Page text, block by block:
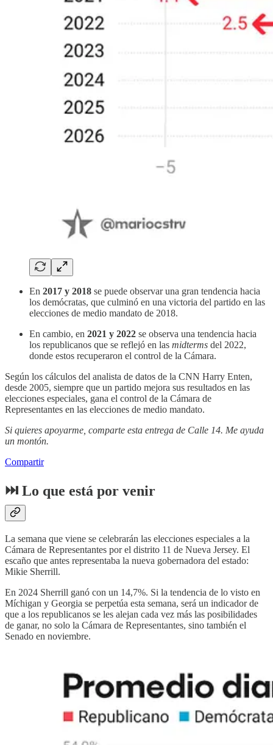
En 2017 y 2018 se puede observar una gran tendencia hacia
los demócratas, que culminó en una victoria del partido en las
elecciones de medio mandato de 2018.
En cambio, en 2021 y 2022 se observa una tendencia hacia
los republicanos que se reflejó en las midterms del 2022,
donde estos recuperaron el control de la Cámara.
Según los cálculos del analista de datos de la CNN Harry Enten,
desde 2005, siempre que un partido mejora sus resultados en las
elecciones especiales, gana el control de la Cámara de
Representantes en las elecciones de medio mandato.
Si quieres apoyarme, comparte esta entrega de Calle 14. Me ayuda
un montón.
Compartir
⏭️ Lo que está por venir
La semana que viene se celebrarán las elecciones especiales a la
Cámara de Representantes por el distrito 11 de Nueva Jersey. El
escaño que antes representaba la nueva gobernadora del estado:
Mikie Sherrill.
En 2024 Sherrill ganó con un 14,7%. Si la tendencia de lo visto en
Míchigan y Georgia se perpetúa esta semana, será un indicador de
que a los republicanos se les alejan cada vez más las posibilidades
de ganar, no solo la Cámara de Representantes, sino también el
Senado en noviembre.